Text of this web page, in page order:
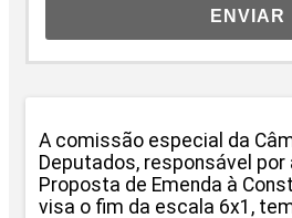
ENVIAR
A comissão especial da
Deputados, responsável por
Proposta de Emenda à
visa o fim da escala 6x1,